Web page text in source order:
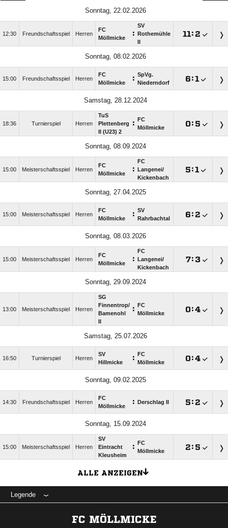
Sonntag, 22.02.2026
12:30 Freundschaftsspiel Herren
FC
Möllmicke
:
SV
Rothemühle
: 
Sonntag, 08.02.2026
15:00 Freundschaftsspiel Herren
FC
Möllmicke
: SpVg.
Niederndorf
:
Samstag, 28.12.2024
18:36 Turnierspiel Herren
TuS
Plettenberg
II (U23) 2
:
FC
Möllmicke
: 
Sonntag, 08.09.2024
15:00 Meisterschaftsspiel Herren
FC
Möllmicke
:
FC
Langenei/​
Kickenbach
:
Sonntag, 27.04.2025
15:00 Meisterschaftsspiel Herren
FC
Möllmicke
: SV
Rahrbachtal
: 
Sonntag, 08.03.2026
15:00 Meisterschaftsspiel Herren
FC
Möllmicke
:
FC
Langenei/​
Kickenbach
: 
Sonntag, 29.09.2024
13:00 Meisterschaftsspiel Herren
SG
Finnentrop/​
Bamenohl
:
FC
Möllmicke
:
Samstag, 25.07.2026
16:50 Turnierspiel Herren
SV
Hillmicke
:
FC
Möllmicke
:
Sonntag, 09.02.2025
14:30 Freundschaftsspiel Herren
FC
Möllmicke
: Derschlag II : 
Sonntag, 15.09.2024
15:00 Meisterschaftsspiel Herren
SV
Eintracht
Kleusheim
:
FC
Möllmicke
: 
ALLE ANZEIGEN
Legende
FC MÖLLMICKE